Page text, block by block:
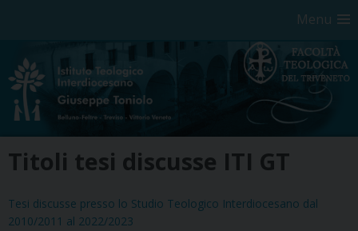
Menu
Titoli tesi discusse ITI GT
Tesi discusse presso lo Studio Teologico Interdiocesano dal
2010/2011 al 2022/2023